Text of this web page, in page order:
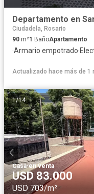
Departamento en
Ciudadela, Rosario
90 m²1 BañoApartamento
·Armario empotrado·
Actualizado hace más de 1
1/14
Casa·en venta
USD 83.000
USD 703/m²